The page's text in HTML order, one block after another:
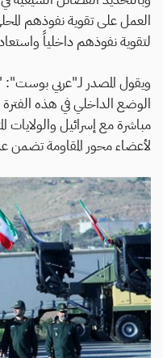
العمل على تقوية نفوذهم
لتقوية نفوذهم داخلياً
ويقول المصدر لـ"عربي بوست":
الوضع الداخلي في هذه
مباشرة مع إسرائيل والولايات
لأعضاء محور المقاومة تضمن